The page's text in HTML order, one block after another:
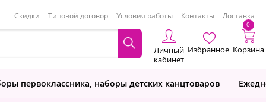
Скидки Типовой договор Условия работы Контакты Доставка
Личный
кабинет
Избранное
0
Корзина
первоклассника, наборы детских канцтоваров